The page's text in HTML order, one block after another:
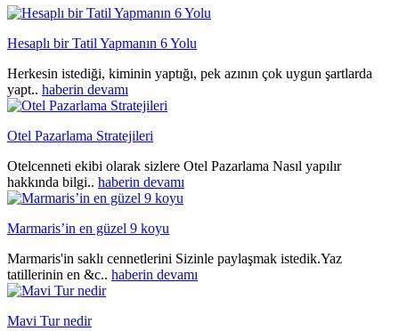
Hesaplı bir Tatil Yapmanın 6 Yolu
Herkesin istediği, kiminin yaptığı, pek azının çok uygun şartlarda
yapt.. haberin devamı
Otel Pazarlama Stratejileri
Otelcenneti ekibi olarak sizlere Otel Pazarlama Nasıl yapılır
hakkında bilgi.. haberin devamı
Marmaris’in en güzel 9 koyu
Marmaris'in saklı cennetlerini Sizinle paylaşmak istedik.Yaz
tatillerinin en &c.. haberin devamı
Mavi Tur nedir